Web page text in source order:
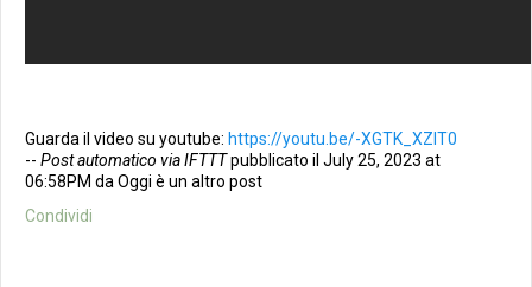
Guarda il video su youtube: https://youtu.be/-XGTK_XZIT0
-- Post automatico via IFTTTpubblicato il July 25, 2023 at
06:58PM da Oggi è un altro post
Condividi